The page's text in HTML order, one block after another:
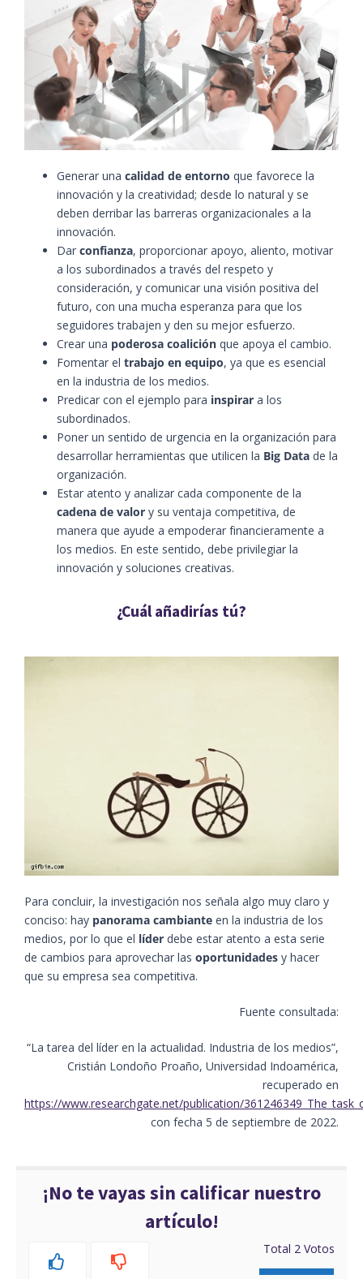
Generar una calidad de entorno que favorece la
innovación y la creatividad; desde lo natural y se
deben derribar las barreras organizacionales a la
innovación.
Dar confianza, proporcionar apoyo, aliento, motivar
a los subordinados a través del respeto y
consideración, y comunicar una visión positiva del
futuro, con una mucha esperanza para que los
seguidores trabajen y den su mejor esfuerzo.
Crear una poderosa coalición que apoya el cambio.
Fomentar el trabajo en equipo, ya que es esencial
en la industria de los medios.
Predicar con el ejemplo para inspirar a los
subordinados.
Poner un sentido de urgencia en la organización para
desarrollar herramientas que utilicen la Big Data de la
organización.
Estar atento y analizar cada componente de la
cadena de valor y su ventaja competitiva, de
manera que ayude a empoderar financieramente a
los medios. En este sentido, debe privilegiar la
innovación y soluciones creativas.
¿Cuál añadirías tú?
Para concluir, la investigación nos señala algo muy claro y
conciso: hay panorama cambiante en la industria de los
medios, por lo que el líder debe estar atento a esta serie
de cambios para aprovechar las oportunidades y hacer
que su empresa sea competitiva.
Fuente consultada:
“La tarea del líder en la actualidad. Industria de los medios”,
Cristián Londoño Proaño, Universidad Indoamérica,
recuperado en
https://www.researchgate.net/publication/
con fecha 5 de septiembre de 2022.
¡No te vayas sin calificar nuestro
artículo!
Total 2 Votos